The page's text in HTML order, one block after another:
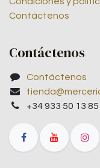
Contáctenos
Contáctenos
Contáctenos
+34 933 50 13